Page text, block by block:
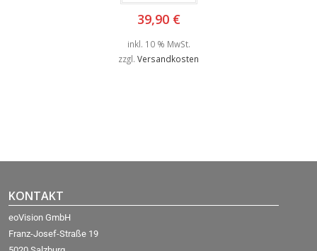
39,90 €
inkl. 10 % MwSt.
zzgl. Versandkosten
KONTAKT
eoVision GmbH
Franz-Josef-Straße 19